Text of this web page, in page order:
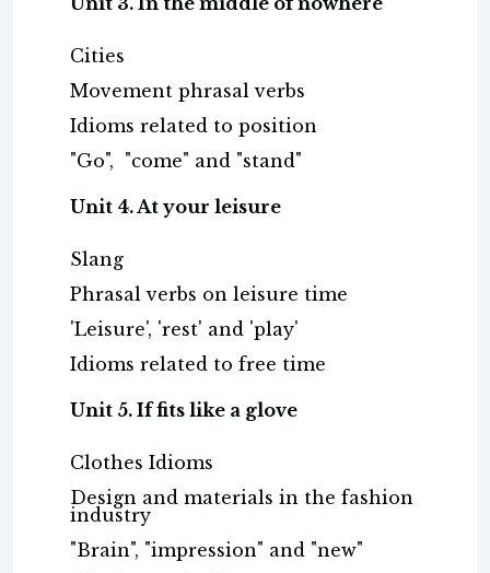
Cities
Movement phrasal verbs
Idioms related to position
"Go", "come" and "stand"
Unit 4. At your leisure
Slang
Phrasal verbs on leisure time
'Leisure', 'rest' and 'play'
Idioms related to free time
Unit 5. If fits like a glove
Clothes Idioms
Design and materials in the fashion
industry
"Brain", "impression" and "new"